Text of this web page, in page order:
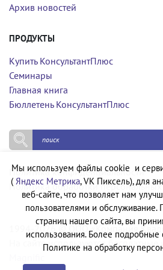
Архив новостей
ПРОДУКТЫ
Купить КонсультантПлюс
Семинары
Главная книга
Бюллетень КонсультантПлюс
Политика конфиденциальности
Политика обработки
1994-2026 © ООО «Компания
На сайте используются бесплатные
Мы используем файлы cookie и
( Яндекс Метрика, VK Пиксель), для
веб-сайте, что позволяет нам
пользователями и
страниц нашего сайта, вы
использования. Более подробные
Политике на обработку